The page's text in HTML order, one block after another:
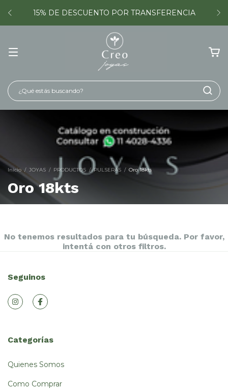
15% DE DESCUENTO POR TRANSFERENCIA
Inicio / JOYAS / PRODUCTOS / PULSERAS / Oro 18kts
Oro 18kts
No tenemos resultados para tu búsqueda. Por favor,
intentá con otros filtros.
Seguinos
Categorías
Quienes Somos
Como Comprar